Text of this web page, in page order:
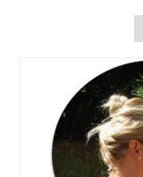
Beiträge